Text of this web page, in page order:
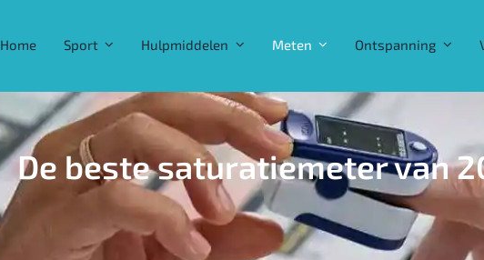
Home Sport Hulpmiddelen Meten Ontspanning
De beste saturatiemeter van